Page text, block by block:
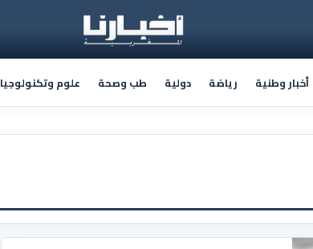
أخبار وطنية رياضة دولية طب وصحة علوم وتكنولوجيا